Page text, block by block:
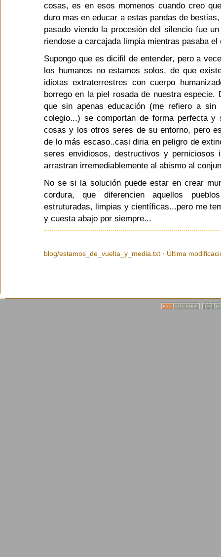
cosas, es en esos momenos cuando creo
duro mas en educar a estas pandas de
pasado viendo la procesión del silencio fue
riendose a carcajada limpia mientras pasaba el
Supongo que es dicifil de entender, pero a
los humanos no estamos solos, de que
idiotas extraterrestres con cuerpo
borrego en la piel rosada de nuestra
que sin apenas educación (me refiero a sin
colegio...) se comportan de forma perfecta
cosas y los otros seres de su entorno, pero
de lo más escaso..casi diria en peligro de
seres envidiosos, destructivos y perniciosos
arrastran irremediablemente al abismo al
No se si la solución puede estar en crear
cordura, que diferencien aquellos
estruturadas, limpias y científicas...pero me
y cuesta abajo por siempre...
blog/estamos_de_vuelta_y_media.txt · Última